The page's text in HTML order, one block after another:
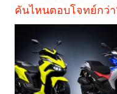
คันไหนตอบโจทย์กว่